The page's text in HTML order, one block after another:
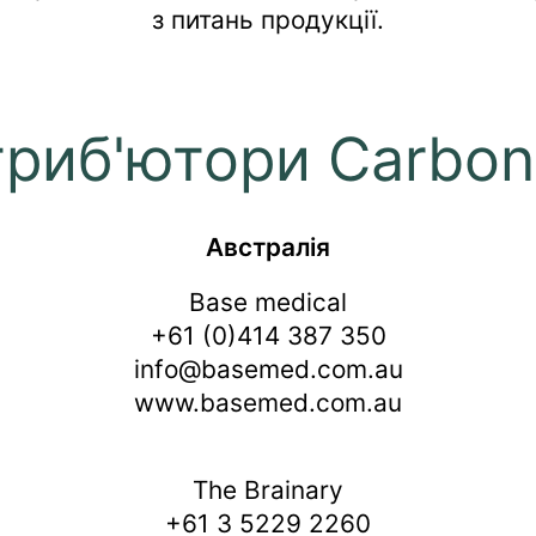
з питань продукції.
Австралія
Base medical
+61 (0)414 387 350
info@basemed.com.au
www.basemed.com.au
The Brainary
+61 3 5229 2260